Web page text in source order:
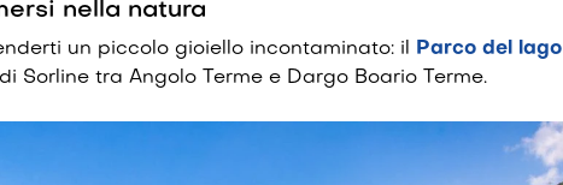
nella natura
un piccolo gioiello incontaminato: il Parco del lago
Sorline tra Angolo Terme e Dargo Boario Terme.